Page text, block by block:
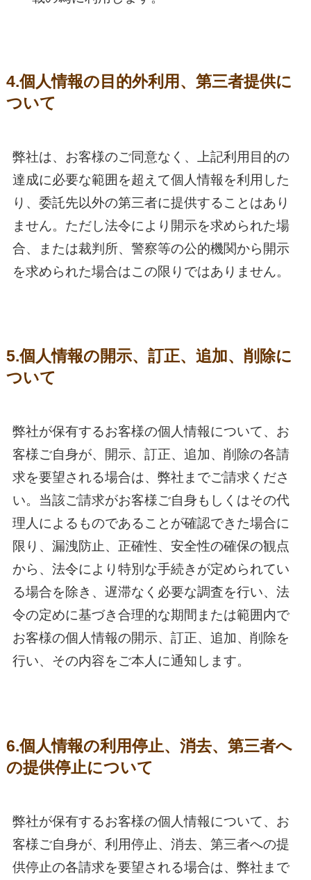
4.個人情報の目的外利用、第三者提供に
ついて
弊社は、お客様のご同意なく、上記利用目的の
達成に必要な範囲を超えて個人情報を利用した
り、委託先以外の第三者に提供することはあり
ません。ただし法令により開示を求められた場
合、または裁判所、警察等の公的機関から開示
を求められた場合はこの限りではありません。
5.個人情報の開示、訂正、追加、削除に
ついて
弊社が保有するお客様の個人情報について、お
客様ご自身が、開示、訂正、追加、削除の各請
求を要望される場合は、弊社までご請求くださ
い。当該ご請求がお客様ご自身もしくはその代
理人によるものであることが確認できた場合に
限り、漏洩防止、正確性、安全性の確保の観点
から、法令により特別な手続きが定められてい
る場合を除き、遅滞なく必要な調査を行い、法
令の定めに基づき合理的な期間または範囲内で
お客様の個人情報の開示、訂正、追加、削除を
行い、その内容をご本人に通知します。
6.個人情報の利用停止、消去、第三者へ
の提供停止について
弊社が保有するお客様の個人情報について、お
客様ご自身が、利用停止、消去、第三者への提
供停止の各請求を要望される場合は、弊社まで